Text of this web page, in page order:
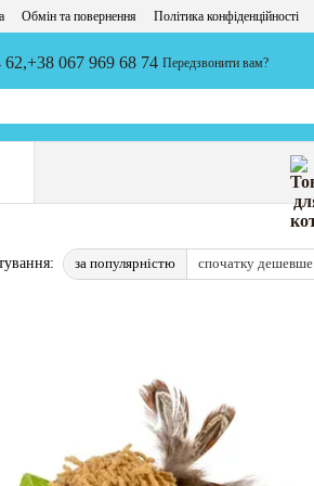
Обмін та повернення Політика конфіденційності
62,+38 067 969 68 74 Передзвонити вам?
за популярністю спочатку дешевше